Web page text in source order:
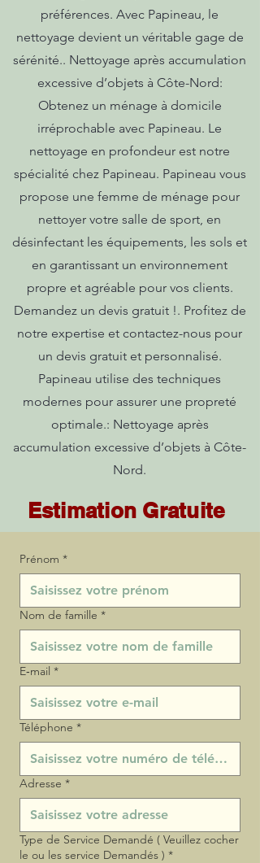
préférences. Avec Papineau, le
nettoyage devient un véritable gage de
sérénité.. Nettoyage après accumulation
excessive d’objets à Côte-Nord:
Obtenez un ménage à domicile
irréprochable avec Papineau. Le
nettoyage en profondeur est notre
spécialité chez Papineau. Papineau vous
propose une femme de ménage pour
nettoyer votre salle de sport, en
désinfectant les équipements, les sols et
en garantissant un environnement
propre et agréable pour vos clients.
Demandez un devis gratuit !. Profitez de
notre expertise et contactez-nous pour
un devis gratuit et personnalisé.
Papineau utilise des techniques
modernes pour assurer une propreté
optimale.: Nettoyage après
accumulation excessive d’objets à Côte-
Nord.
Estimation Gratuite
Prénom *
Nom de famille *
E‑mail *
Téléphone *
Adresse *
Type de Service Demandé ( Veuillez cocher
le ou les service Demandés ) *